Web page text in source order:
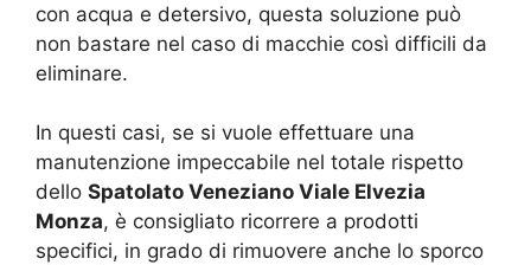
con acqua e detersivo, questa soluzione può
non bastare nel caso di macchie così difficili da
eliminare.
In questi casi, se si vuole effettuare una
manutenzione impeccabile nel totale rispetto
dello Spatolato Veneziano Viale Elvezia
Monza, è consigliato ricorrere a prodotti
specifici, in grado di rimuovere anche lo sporco